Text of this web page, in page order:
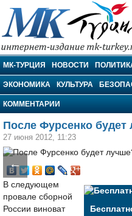
МК-Турция
МК-ТУРЦИЯ НОВОСТИ
ЭКОНОМИКА КУЛЬТУРА
КОММЕНТАРИИ
После Фурсенко будет
27 июня 2012, 11:23
←
В следующем
провале сборной
России виноват